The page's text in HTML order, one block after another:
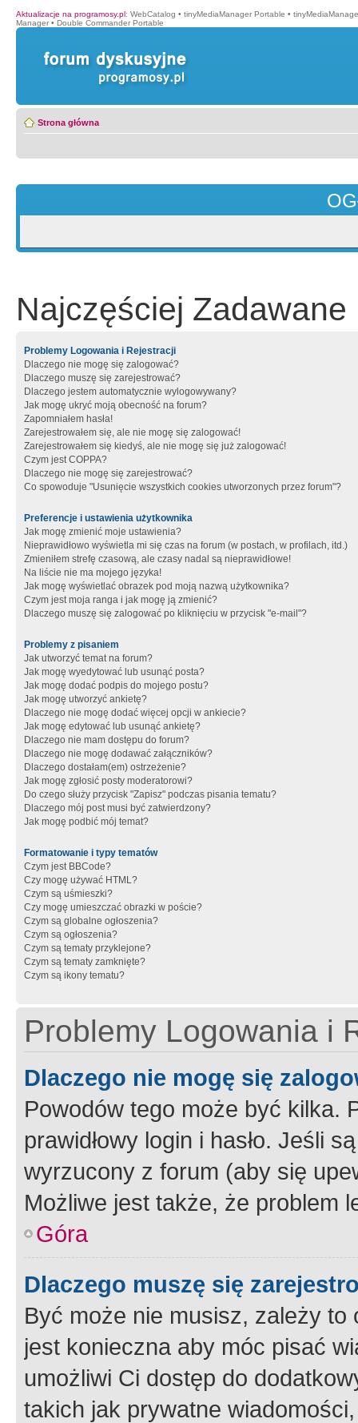
Aktualizacje na programosy.pl: WebCatalog • tinyMediaManager Portable •
Manager • Double Commander Portable
Strona główna
Najczęściej Zadawane
Problemy Logowania i Rejestracji
Dlaczego nie mogę się zalogować?
Dlaczego muszę się zarejestrować?
Dlaczego jestem automatycznie wylogowywany?
Jak mogę ukryć moją obecność na forum?
Zapomniałem hasła!
Zarejestrowałem się, ale nie mogę się zalogować!
Zarejestrowałem się kiedyś, ale nie mogę się już zalogować!
Czym jest COPPA?
Dlaczego nie mogę się zarejestrować?
Co spowoduje "Usunięcie wszystkich cookies utworzonych przez forum"?
Preferencje i ustawienia użytkownika
Jak mogę zmienić moje ustawienia?
Nieprawidłowo wyświetla mi się czas na forum (w postach, w profilach, itd.)
Zmieniłem strefę czasową, ale czasy nadal są nieprawidłowe!
Na liście nie ma mojego języka!
Jak mogę wyświetlać obrazek pod moją nazwą użytkownika?
Czym jest moja ranga i jak mogę ją zmienić?
Dlaczego muszę się zalogować po kliknięciu w przycisk "e-mail"?
Problemy z pisaniem
Jak utworzyć temat na forum?
Jak mogę wyedytować lub usunąć posta?
Jak mogę dodać podpis do mojego postu?
Jak mogę utworzyć ankietę?
Dlaczego nie mogę dodać więcej opcji w ankiecie?
Jak mogę edytować lub usunąć ankietę?
Dlaczego nie mam dostępu do forum?
Dlaczego nie mogę dodawać załączników?
Dlaczego dostałam(em) ostrzeżenie?
Jak mogę zgłosić posty moderatorowi?
Do czego służy przycisk "Zapisz" podczas pisania tematu?
Dlaczego mój post musi być zatwierdzony?
Jak mogę podbić mój temat?
Formatowanie i typy tematów
Czym jest BBCode?
Czy mogę używać HTML?
Czym są uśmieszki?
Czy mogę umieszczać obrazki w poście?
Czym są globalne ogłoszenia?
Czym są ogłoszenia?
Czym są tematy przyklejone?
Czym są tematy zamknięte?
Czym są ikony tematu?
Problemy Logowania i
Dlaczego nie mogę się
Powodów tego może być kilka.
prawidłowy login i hasło. Jeśli
wyrzucony z forum (aby się
Możliwe jest także, że problem
Góra
Dlaczego muszę się
Być może nie musisz, zależy
jest konieczna aby móc pisać
umożliwi Ci dostęp do
takich jak prywatne